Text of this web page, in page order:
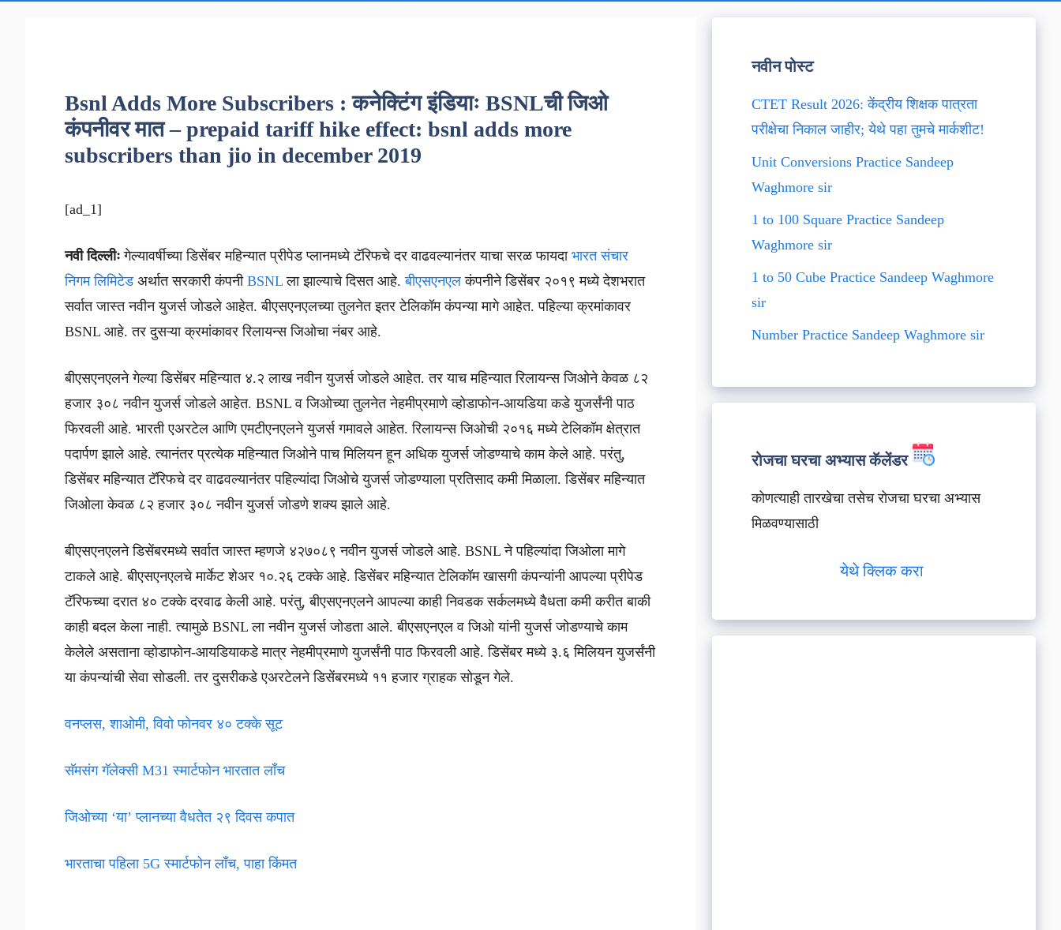
Bsnl Adds More Subscribers : कनेक्टिंग इंडियाः BSNLची जिओ
कंपनीवर मात – prepaid tariff hike effect: bsnl adds more
subscribers than jio in december 2019
[ad_1]
नवी दिल्लीः गेल्यावर्षीच्या डिसेंबर महिन्यात प्रीपेड प्लानमध्ये टॅरिफचे दर वाढवल्यानंतर याचा सरळ फायदा भारत संचार
निगम लिमिटेडअर्थात सरकारी कंपनी BSNL ला झाल्याचे दिसत आहे.बीएसएनएल कंपनीने डिसेंबर २०१९ मध्ये देशभरात
सर्वात जास्त नवीन युजर्स जोडले आहेत. बीएसएनएलच्या तुलनेत इतर टेलिकॉम कंपन्या मागे आहेत. पहिल्या क्रमांकावर
BSNL आहे. तर दुसऱ्या क्रमांकावर रिलायन्स जिओचा नंबर आहे.
बीएसएनएलने गेल्या डिसेंबर महिन्यात ४.२ लाख नवीन युजर्स जोडले आहेत. तर याच महिन्यात रिलायन्स जिओने केवळ ८२
हजार ३०८ नवीन युजर्स जोडले आहेत. BSNL व जिओच्या तुलनेत नेहमीप्रमाणे व्होडाफोन-आयडिया कडे युजर्संनी पाठ
फिरवली आहे. भारती एअरटेल आणि एमटीएनएलने युजर्स गमावले आहेत. रिलायन्स जिओची २०१६ मध्ये टेलिकॉम क्षेत्रात
पदार्पण झाले आहे. त्यानंतर प्रत्येक महिन्यात जिओने पाच मिलियन हून अधिक युजर्स जोडण्याचे काम केले आहे. परंतु,
डिसेंबर महिन्यात टॅरिफचे दर वाढवल्यानंतर पहिल्यांदा जिओचे युजर्स जोडण्याला प्रतिसाद कमी मिळाला. डिसेंबर महिन्यात
जिओला केवळ ८२ हजार ३०८ नवीन युजर्स जोडणे शक्य झाले आहे.
बीएसएनएलने डिसेंबरमध्ये सर्वात जास्त म्हणजे ४२७०८९ नवीन युजर्स जोडले आहे. BSNL ने पहिल्यांदा जिओला मागे
टाकले आहे. बीएसएनएलचे मार्केट शेअर १०.२६ टक्के आहे. डिसेंबर महिन्यात टेलिकॉम खासगी कंपन्यांनी आपल्या प्रीपेड
टॅरिफच्या दरात ४० टक्के दरवाढ केली आहे. परंतु, बीएसएनएलने आपल्या काही निवडक सर्कलमध्ये वैधता कमी करीत बाकी
काही बदल केला नाही. त्यामुळे BSNL ला नवीन युजर्स जोडता आले. बीएसएनएल व जिओ यांनी युजर्स जोडण्याचे काम
केलेले असताना व्होडाफोन-आयडियाकडे मात्र नेहमीप्रमाणे युजर्संनी पाठ फिरवली आहे. डिसेंबर मध्ये ३.६ मिलियन युजर्संनी
या कंपन्यांची सेवा सोडली. तर दुसरीकडे एअरटेलने डिसेंबरमध्ये ११ हजार ग्राहक सोडून गेले.
वनप्लस, शाओमी, विवो फोनवर ४० टक्के सूट
सॅमसंग गॅलेक्सी M31 स्मार्टफोन भारतात लाँच
जिओच्या ‘या’ प्लानच्या वैधतेत २९ दिवस कपात
भारताचा पहिला 5G स्मार्टफोन लाँच, पाहा किंमत
नवीन पोस्ट
CTET Result 2026: केंद्रीय शिक्षक पात्रता
परीक्षेचा निकाल जाहीर; येथे पहा तुमचे मार्कशीट!
Unit Conversions Practice Sandeep
Waghmore sir
1 to 100 Square Practice Sandeep
Waghmore sir
1 to 50 Cube Practice Sandeep Waghmore
sir
Number Practice Sandeep Waghmore sir
रोजचा घरचा अभ्यास कॅलेंडर
कोणत्याही तारखेचा तसेच रोजचा घरचा अभ्यास
मिळवण्यासाठी
येथे क्लिक करा